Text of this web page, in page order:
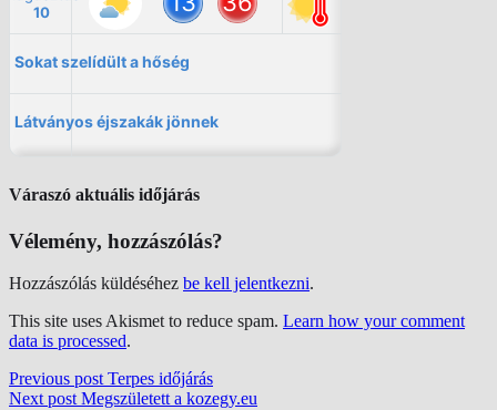
Váraszó aktuális időjárás
Vélemény, hozzászólás?
Hozzászólás küldéséhez be kell jelentkezni.
This site uses Akismet to reduce spam. Learn how your comment
data is processed.
Previous post Terpes időjárás
Next post Megszületett a kozegy.eu